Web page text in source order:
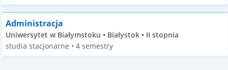
Administracja
Uniwersytet w Białymstoku • Białystok • II stopnia
studia stacjonarne • 4 semestry